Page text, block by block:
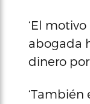
‘El
abogada
dinero
‘También